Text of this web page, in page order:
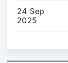
24 Sep
2025